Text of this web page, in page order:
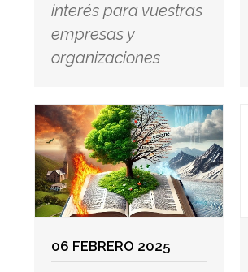
interés para vuestras
empresas y
organizaciones
06 FEBRERO 2025